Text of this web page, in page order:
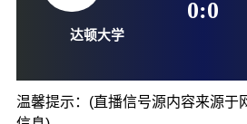
03-
0
温馨提示：(直播信号源内容来源于